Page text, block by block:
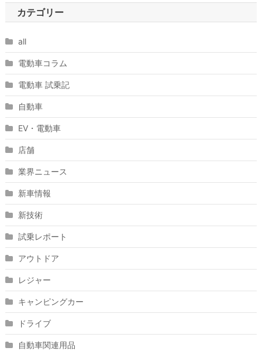
カテゴリー
all
電動車コラム
電動車 試乗記
自動車
EV・電動車
店舗
業界ニュース
新車情報
新技術
試乗レポート
アウトドア
レジャー
キャンピングカー
ドライブ
自動車関連用品